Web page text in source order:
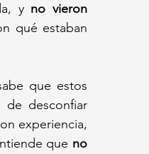
y no vieron
qué estaban
que estos
desconfiar
experiencia,
que no